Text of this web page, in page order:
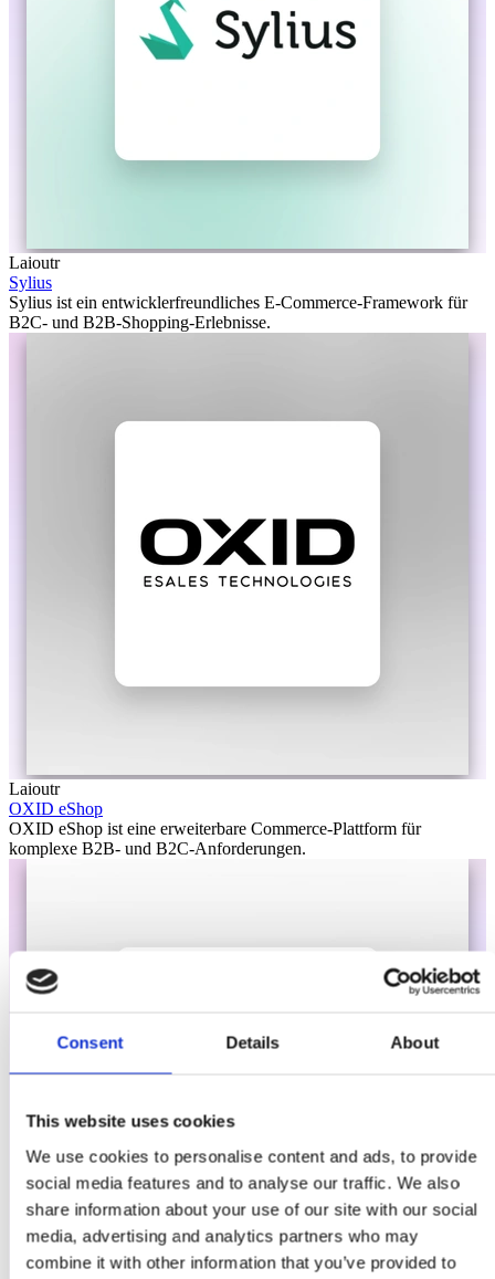
Consent Details About
This website uses cookies
We use cookies to personalise content and ads, to provide
social media features and to analyse our traffic. We also
share information about your use of our site with our social
media, advertising and analytics partners who may
combine it with other information that you’ve provided to
Laioutr
Sylius
Sylius ist ein entwicklerfreundliches E-Commerce-Framework für
B2C- und B2B-Shopping-Erlebnisse.
Laioutr
OXID eShop
OXID eShop ist eine erweiterbare Commerce-Plattform für
komplexe B2B- und B2C-Anforderungen.